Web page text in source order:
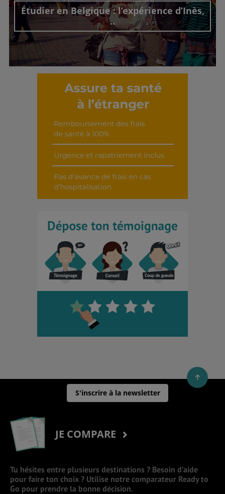
Étudier en Belgique : l’expérience d’Inès,
..
Découvrir cet interview
S'inscrire à la newsletter
JE COMPARE
Tu hésites entre plusieurs destinations ? Besoin d’aide
pour faire ton choix ? Utilise notre comparateur Ready to
Go pour prendre la bonne décision.